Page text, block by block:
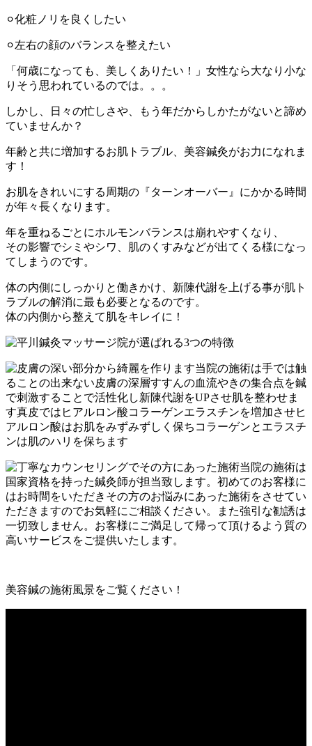
⚪︎化粧ノリを良くしたい
⚪︎左右の顔のバランスを整えたい
「何歳になっても、美しくありたい！」女性なら大なり小な
りそう思われているのでは。。。
しかし、日々の忙しさや、もう年だからしかたがないと諦め
ていませんか？
年齢と共に増加するお肌トラブル、美容鍼灸がお力になれま
す！
お肌をきれいにする周期の『ターンオーバー』にかかる時間
が年々長くなります。
年を重ねるごとにホルモンバランスは崩れやすくなり、
その影響でシミやシワ、肌のくすみなどが出てくる様になっ
てしまうのです。
体の内側にしっかりと働きかけ、新陳代謝を上げる事が肌ト
ラブルの解消に最も必要となるのです。
体の内側から整えて肌をキレイに！
美容鍼の施術風景をご覧ください！